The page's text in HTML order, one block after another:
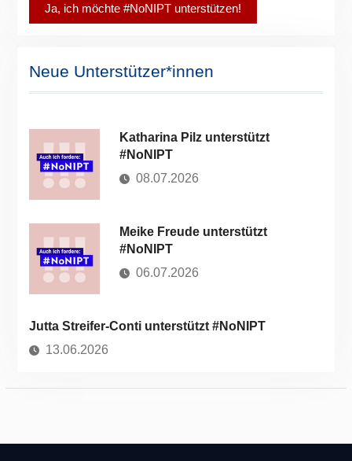
Ja, ich möchte #NoNIPT unterstützen!
Neue Unterstützer*innen
Katharina Pilz unterstützt
#NoNIPT
08.07.2026
Meike Freude unterstützt
#NoNIPT
06.07.2026
Jutta Streifer-Conti unterstützt #NoNIPT
13.06.2026